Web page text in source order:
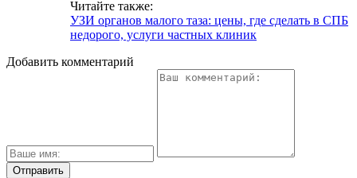
Читайте также:
УЗИ органов малого таза: цены, где сделать в СПБ
недорого, услуги частных клиник
Добавить комментарий